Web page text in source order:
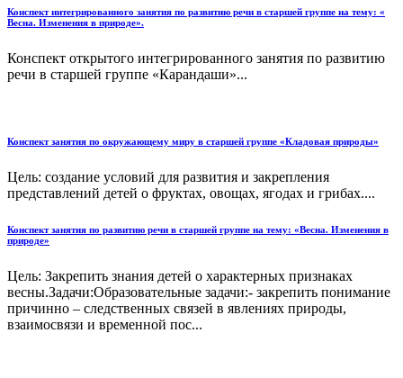
Конспект интегрированного занятия по развитию речи в старшей группе на тему: «
Весна. Изменения в природе».
Конспект открытого интегрированного занятия по развитию
речи в старшей группе «Карандаши»...
Конспект занятия по окружающему миру в старшей группе «Кладовая природы»
Цель: создание условий для развития и закрепления
представлений детей о фруктах, овощах, ягодах и грибах....
Конспект занятия по развитию речи в старшей группе на тему: «Весна. Изменения в
природе»
Цель: Закрепить знания детей о характерных признаках
весны.Задачи:Образовательные задачи:- закрепить понимание
причинно – следственных связей в явлениях природы,
взаимосвязи и временной пос...